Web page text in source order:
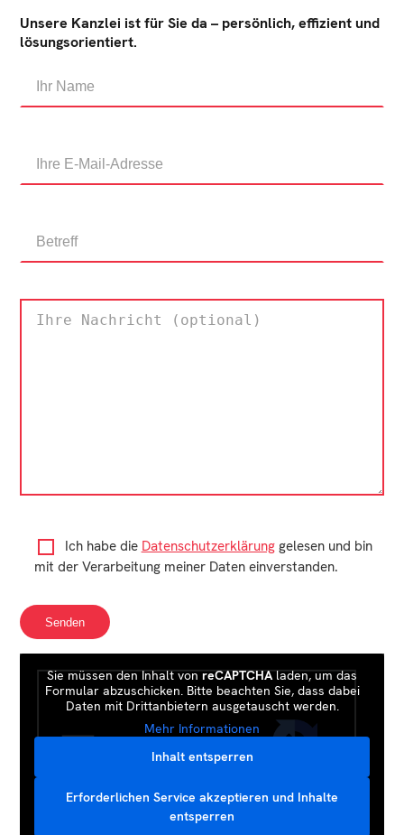
Unsere Kanzlei ist für Sie da – persönlich, effizient und
lösungsorientiert.
Ich habe die Datenschutzerklärunggelesen und bin
mit der Verarbeitung meiner Daten einverstanden.
Sie müssen den Inhalt vonreCAPTCHAladen, um das
Formular abzuschicken. Bitte beachten Sie, dass dabei
Daten mit Drittanbietern ausgetauscht werden.
Mehr Informationen
Inhalt entsperren
Erforderlichen Service akzeptieren und Inhalte
entsperren